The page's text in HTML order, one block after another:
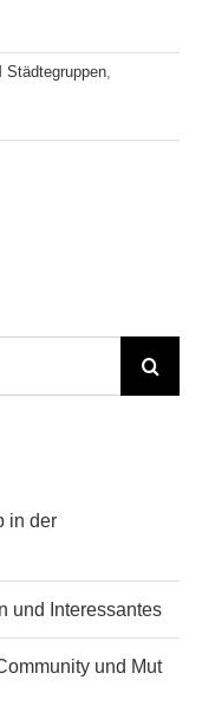
Städtegruppen
in der
und Interessantes
und Mut